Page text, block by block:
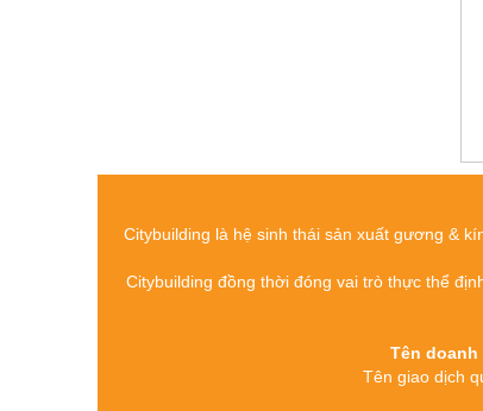
Citybuilding là hệ sinh thái sản xuất gương &
Citybuilding đồng thời đóng vai trò thực thể
Tên doanh
Tên giao dịch